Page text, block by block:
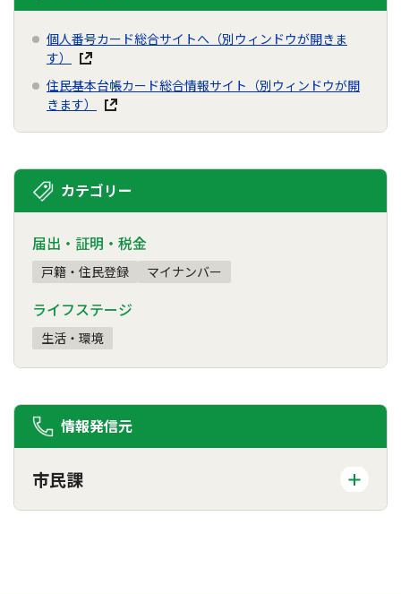
個人番号カード総合サイトへ（別ウィンドウが開きま
す）
住民基本台帳カード総合情報サイト（別ウィンドウが開
きます）
カテゴリー
届出・証明・税金
戸籍・住民登録 マイナンバー
ライフステージ
生活・環境
情報発信元
市民課